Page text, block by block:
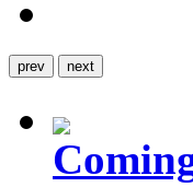
prev next